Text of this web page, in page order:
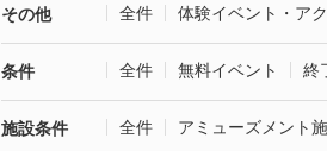
その他 全件 体験イベント・ア
条件 全件 無料イベント 終
施設条件 全件 アミューズメント